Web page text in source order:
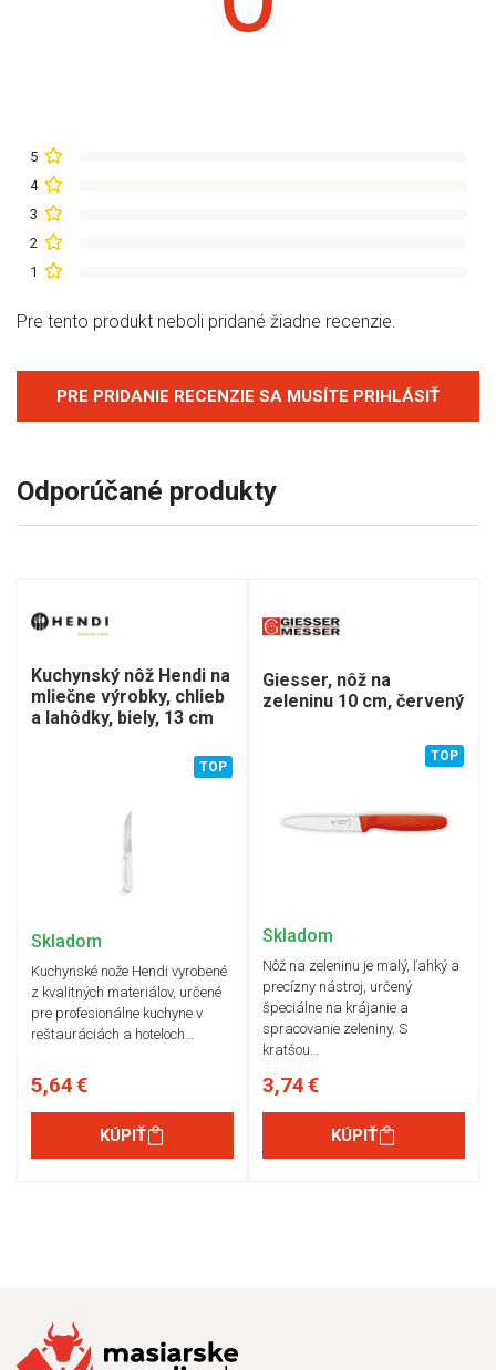
5
4
3
2
1
Pre tento produkt neboli pridané žiadne recenzie.
PRE PRIDANIE RECENZIE SA MUSÍTE PRIHLÁSIŤ
Odporúčané produkty
Kuchynský nôž Hendi na
mliečne výrobky, chlieb
a lahôdky, biely, 13 cm
TOP
Skladom
Kuchynské nože Hendi vyrobené
z kvalitných materiálov, určené
pre profesionálne kuchyne v
reštauráciách a hoteloch…
5,64 €
KÚPIŤ
Giesser, nôž na
zeleninu 10 cm, červený
TOP
Skladom
Nôž na zeleninu je malý, ľahký a
precízny nástroj, určený
špeciálne na krájanie a
spracovanie zeleniny. S
kratšou…
3,74 €
KÚPIŤ